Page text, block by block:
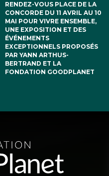
RENDEZ-VOUS PLACE DE LA
CONCORDE DU 11 AVRIL AU 10
MAI POUR VIVRE ENSEMBLE,
UNE EXPOSITION ET DES
ÉVÉNEMENTS
EXCEPTIONNELS PROPOSÉS
PAR YANN ARTHUS-
BERTRAND ET LA
FONDATION GOODPLANET